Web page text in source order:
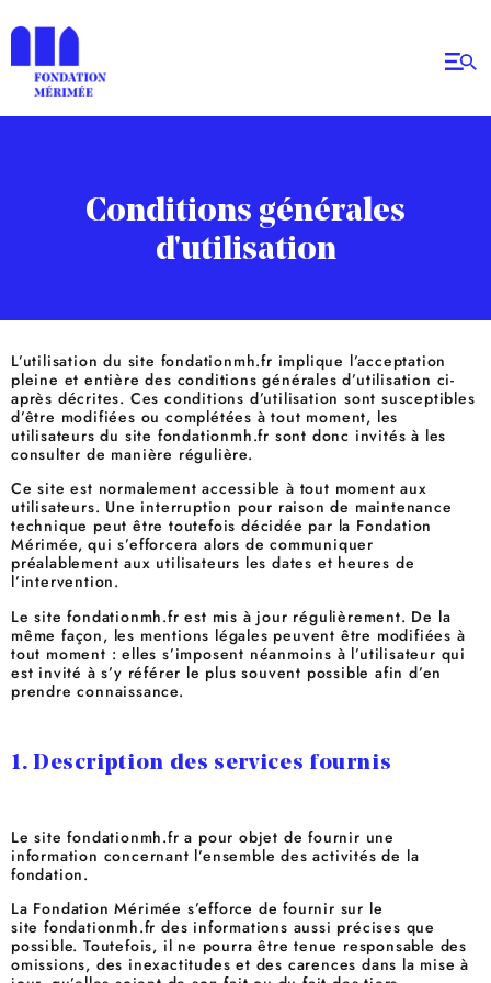
Conditions générales
d'utilisation
L’utilisation du site fondationmh.fr implique l’acceptation
pleine et entière des conditions générales d’utilisation ci-
après décrites. Ces conditions d’utilisation sont susceptibles
d’être modifiées ou complétées à tout moment, les
utilisateurs du site fondationmh.fr sont donc invités à les
consulter de manière régulière.
Ce site est normalement accessible à tout moment aux
utilisateurs. Une interruption pour raison de maintenance
technique peut être toutefois décidée par la Fondation
Mérimée, qui s’efforcera alors de communiquer
préalablement aux utilisateurs les dates et heures de
l’intervention.
Le site fondationmh.fr est mis à jour régulièrement. De la
même façon, les mentions légales peuvent être modifiées à
tout moment : elles s’imposent néanmoins à l’utilisateur qui
est invité à s’y référer le plus souvent possible afin d’en
prendre connaissance.
1. Description des services fournis
Le site fondationmh.fr a pour objet de fournir une
information concernant l’ensemble des activités de la
fondation.
La Fondation Mérimée s’efforce de fournir sur le
site fondationmh.fr des informations aussi précises que
possible. Toutefois, il ne pourra être tenue responsable des
omissions, des inexactitudes et des carences dans la mise à